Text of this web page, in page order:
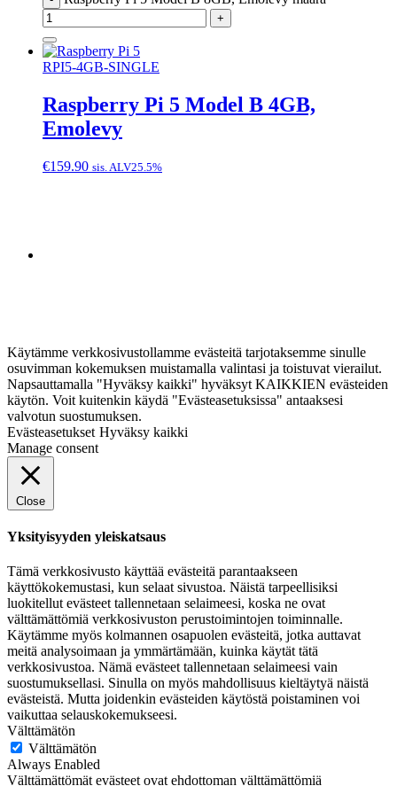
+
RPI5-4GB-SINGLE
Raspberry Pi 5 Model B 4GB,
Emolevy
€159.90 sis. ALV25.5%
Käytämme verkkosivustollamme evästeitä tarjotaksemme sinulle
osuvimman kokemuksen muistamalla valintasi ja toistuvat vierailut.
Napsauttamalla "Hyväksy kaikki" hyväksyt KAIKKIEN evästeiden
käytön. Voit kuitenkin käydä "Evästeasetuksissa" antaaksesi
valvotun suostumuksen.
Evästeasetukset Hyväksy kaikki
Manage consent
Close
Yksityisyyden yleiskatsaus
Tämä verkkosivusto käyttää evästeitä parantaakseen
käyttökokemustasi, kun selaat sivustoa. Näistä tarpeellisiksi
luokitellut evästeet tallennetaan selaimeesi, koska ne ovat
välttämättömiä verkkosivuston perustoimintojen toiminnalle.
Käytämme myös kolmannen osapuolen evästeitä, jotka auttavat
meitä analysoimaan ja ymmärtämään, kuinka käytät tätä
verkkosivustoa. Nämä evästeet tallennetaan selaimeesi vain
suostumuksellasi. Sinulla on myös mahdollisuus kieltäytyä näistä
evästeistä. Mutta joidenkin evästeiden käytöstä poistaminen voi
vaikuttaa selauskokemukseesi.
Välttämätön
Välttämätön
Always Enabled
Välttämättömät evästeet ovat ehdottoman välttämättömiä